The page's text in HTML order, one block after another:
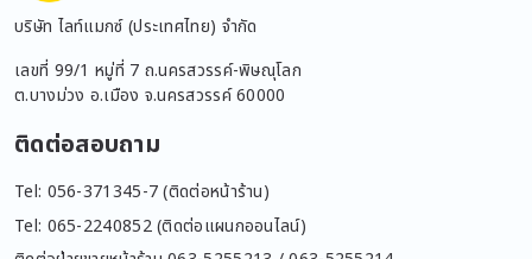
บริษัท ไลท์แมกซ์ (ประเทศไทย) จำกัด
เลขที่ 99/1 หมู่ที่ 7 ถ.นครสวรรค์-พิษณุโลก
ต.บางม่วง อ.เมือง จ.นครสวรรค์ 60000
ติดต่อสอบถาม
Tel: 056-371345-7 (ติดต่อหน้าร้าน)
Tel: 065-2240852 (ติดต่อแผนกออนไลน์)